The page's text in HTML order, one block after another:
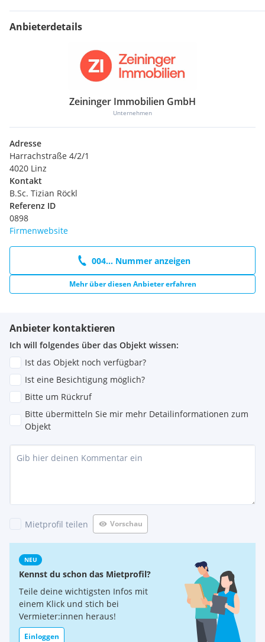
Anbieterdetails
Zeininger Immobilien GmbH
Unternehmen
Adresse
Harrachstraße 4/2/1
4020 Linz
Kontakt
B.Sc. Tizian Röckl
Referenz ID
0898
Firmenwebsite
004... Nummer anzeigen
Mehr über diesen Anbieter erfahren
Anbieter kontaktieren
Ich will folgendes über das Objekt wissen:
Ist das Objekt noch verfügbar?
Ist eine Besichtigung möglich?
Bitte um Rückruf
Bitte übermitteln Sie mir mehr Detailinformationen zum
Objekt
Mietprofil teilen Vorschau
NEU
Kennst du schon das Mietprofil?
Teile deine wichtigsten Infos mit
einem Klick und stich bei
Vermieter:innen heraus!
Einloggen